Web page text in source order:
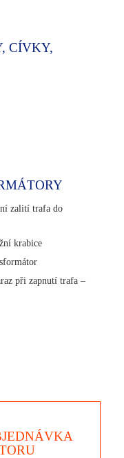
CÍVKY,
zalití trafa do
krabice
při zapnutí trafa –